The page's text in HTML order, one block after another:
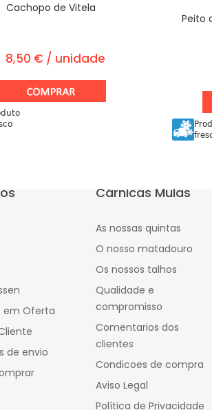
Cachopo de Vitela
8,50 € / unidade
Peito
em Oferta
de envio
Cárnicas Mulas
As nossas quintas
O nosso matadouro
Os nossos talhos
Qualidade e
compromisso
Comentarios dos
clientes
Condicoes de compra
Aviso Legal
Política de Privacidade